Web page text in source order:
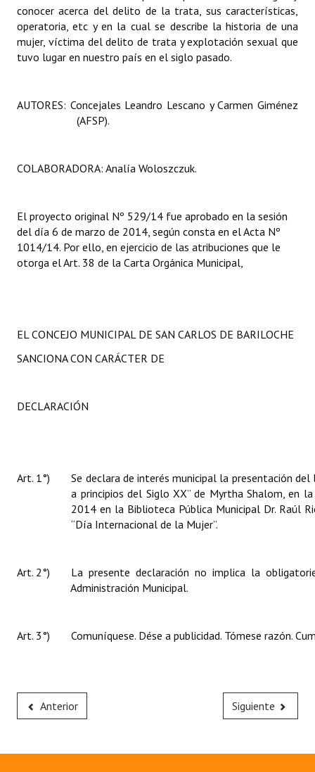
conocer acerca del delito de la trata, sus características,
operatoria, etc y en la cual se describe la historia de una
mujer, víctima del delito de trata y explotación sexual que
tuvo lugar en nuestro país en el siglo pasado.
AUTORES: Concejales Leandro Lescano y Carmen Giménez
(AFSP).
COLABORADORA: Analía Woloszczuk.
El proyecto original Nº 529/14 fue aprobado en la sesión
del día 6 de marzo de 2014, según consta en el Acta Nº
1014/14. Por ello, en ejercicio de las atribuciones que le
otorga el Art. 38 de la Carta Orgánica Municipal,
EL CONCEJO MUNICIPAL DE SAN CARLOS DE BARILOCHE
SANCIONA CON CARÁCTER DE
DECLARACIÓN
Art. 1°)
Se declara de interés municipal la presentación
a principios del Siglo XX” de Myrtha Shalom, en
2014 en la Biblioteca Pública Municipal Dr. Raúl
“Día Internacional de la Mujer”.
Art. 2°)
La presente declaración no implica la
Administración Municipal.
Art. 3°) Comuníquese. Dése a publicidad. Tómese razón.
Anterior Siguiente